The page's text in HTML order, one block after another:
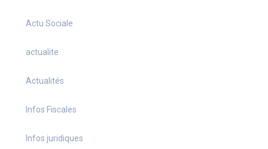
Actu Sociale
actualite
Actualités
Infos Fiscales
Infos juridiques